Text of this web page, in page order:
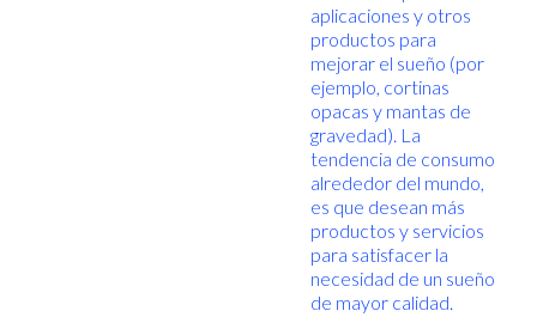
aplicaciones y otros
productos para
mejorar el sueño (por
ejemplo, cortinas
opacas y mantas de
gravedad). La
tendencia de consumo
alrededor del mundo,
es que desean más
productos y servicios
para satisfacer la
necesidad de un sueño
de mayor calidad.